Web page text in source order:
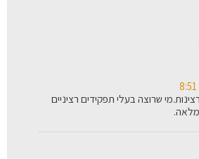
1/3משרה מפיק 1/3 רצינות.מי שרוצה בעלי תפקידים רציניים